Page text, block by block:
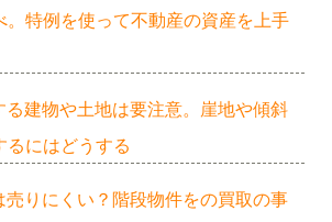
。特例を使って不動産の資産を上手
る建物や土地は要注意。崖地や傾斜
にはどうする
売りにくい？階段物件をの買取の事